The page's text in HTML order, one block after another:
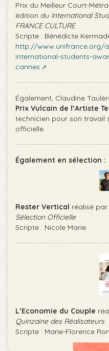
Prix du Meilleur Court-
édition du International
FRANCE CULTURE
Scripte : Bénédicte
http://www.unifrance.org/
international-students-
cannes
Également, Claudine
Prix Vulcain de l’Artiste
technicien pour son travail
officielle.
Également en sélection :
Rester Vertical réalisé
Sélection Officielle
Scripte : Nicole Marie
L’Economie du Couple
Quinzaine des Réalisateurs
Scripte : Marie-Florence